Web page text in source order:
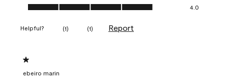
Ease of Application, 4.0 out of 5
4.0
Helpful? (1) (1) Report
1 out of 5 stars.
ebeiro marin